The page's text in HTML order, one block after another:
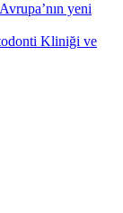
yeni
Kliniği ve